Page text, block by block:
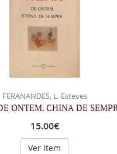
FERANANDES, L. Esteves
ONTEM. CHINA DE
15.00€
Ver Item